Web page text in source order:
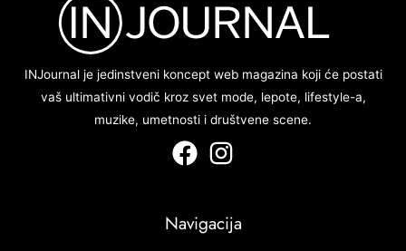
INJournal je jedinstveni koncept web magazina koji će postati
vaš ultimativni vodič kroz svet mode, lepote, lifestyle-a,
muzike, umetnosti i društvene scene.
Navigacija